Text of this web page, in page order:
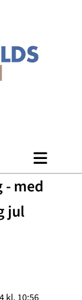
med
jul